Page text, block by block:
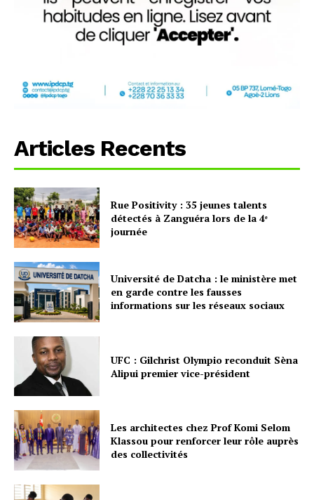
Articles Recents
Rue Positivity : 35 jeunes talents
détectés à Zanguéra lors de la 4ᵉ
journée
Université de Datcha : le ministère met
en garde contre les fausses
informations sur les réseaux sociaux
UFC : Gilchrist Olympio reconduit Sèna
Alipui premier vice-président
Les architectes chez Prof Komi Selom
Klassou pour renforcer leur rôle auprès
des collectivités